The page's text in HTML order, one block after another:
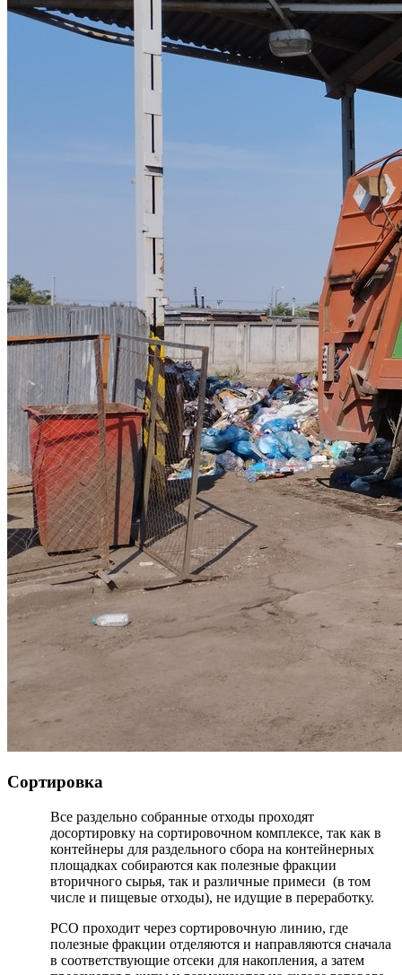
Сортировка
Все раздельно собранные отходы проходят
досортировку на сортировочном комплексе, так как в
контейнеры для раздельного сбора на контейнерных
площадках собираются как полезные фракции
вторичного сырья, так и различные примеси (в том
числе и пищевые отходы), не идущие в переработку.
РСО проходит через сортировочную линию, где
полезные фракции отделяются и направляются сначала
в соответствующие отсеки для накопления, а затем